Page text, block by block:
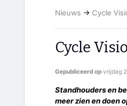
Nieuws → Cycle
Cycle
Gepubliceerd op vrijdag
Standhouders en
meer zien en doen